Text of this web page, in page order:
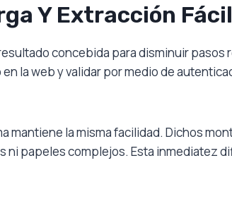
Y Extracción Fácil
concebida para disminuir
en la web y validar por medio de
mantiene la misma facilidad. Dichos
ni papeles complejos. Esta inmediatez